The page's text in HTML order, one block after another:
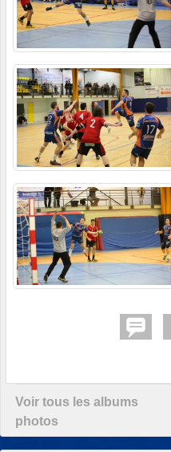
Voir tous les albums
photos